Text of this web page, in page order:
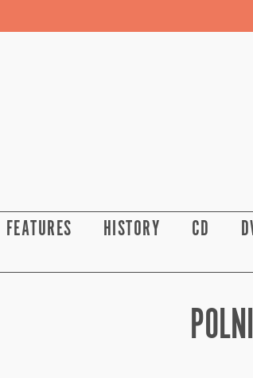
FEATURES HISTORY CD